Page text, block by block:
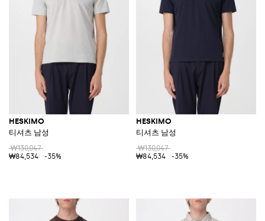
HESKIMO
티셔츠 남성
₩130,047
₩84,534
-35%
HESKIMO
티셔츠 남성
₩130,047
₩84,534
-35%